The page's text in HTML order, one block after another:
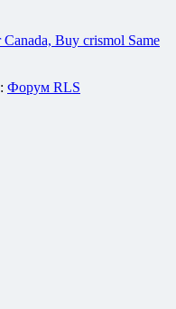
Buy crismol Same
Форум RLS